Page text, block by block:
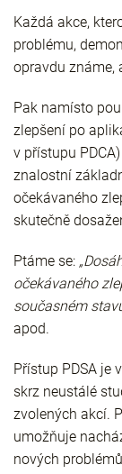
Každá akce,
problému,
opravdu známe,
Pak namísto
zlepšení po
v přístupu
znalostní
očekávaného
skutečně
Ptáme se:
očekávaného
současném
apod.
Přístup PDSA je
skrz neustálé
zvolených akcí.
umožňuje
nových